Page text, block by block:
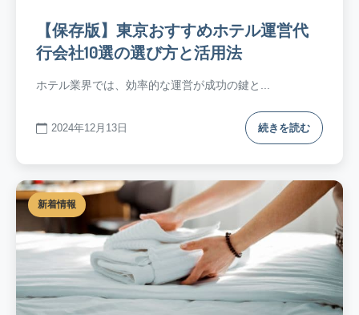
【保存版】東京おすすめホテル運営代
行会社10選の選び方と活用法
ホテル業界では、効率的な運営が成功の鍵と...
2024年12月13日 続きを読む
新着情報